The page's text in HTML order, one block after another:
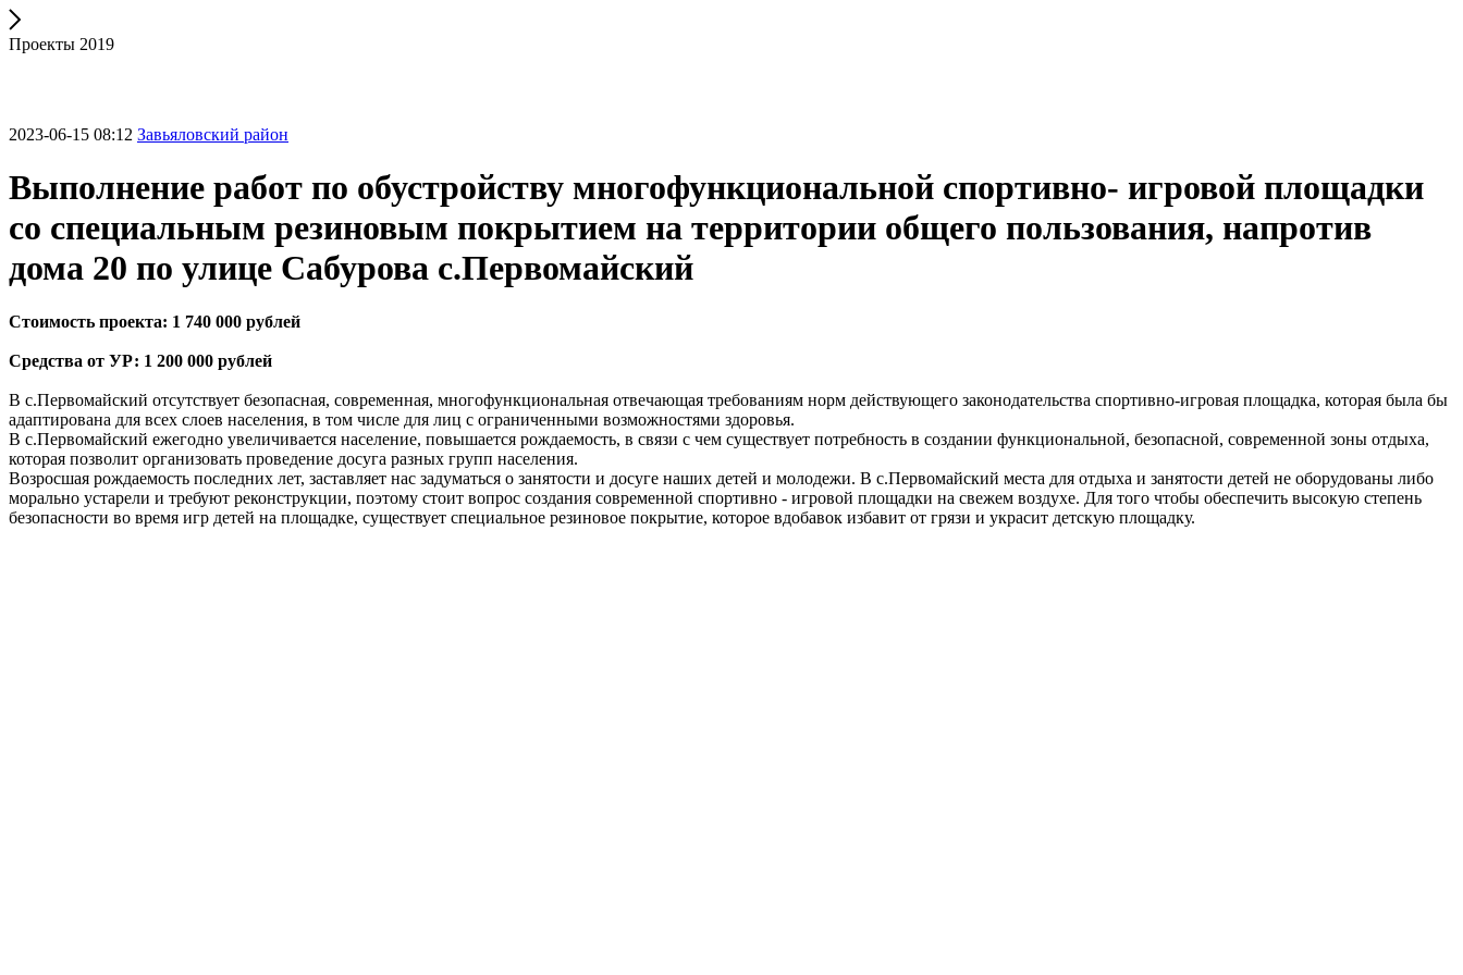
Проекты 2019
2023-06-15 08:12 Завьяловский район
Выполнение работ по обустройству многофункциональной спортивно- игровой площадки
со специальным резиновым покрытием на территории общего пользования, напротив
дома 20 по улице Сабурова с.Первомайский
Стоимость проекта: 1 740 000 рублей
Средства от УР: 1 200 000 рублей
В с.Первомайский отсутствует безопасная, современная, многофункциональная отвечающая требованиям норм действующего законодательства спортивно-игровая площадка, которая была бы
адаптирована для всех слоев населения, в том числе для лиц с ограниченными возможностями здоровья.
В с.Первомайский ежегодно увеличивается население, повышается рождаемость, в связи с чем существует потребность в создании функциональной, безопасной, современной зоны отдыха,
которая позволит организовать проведение досуга разных групп населения.
Возросшая рождаемость последних лет, заставляет нас задуматься о занятости и досуге наших детей и молодежи. В с.Первомайский места для отдыха и занятости детей не оборудованы либо
морально устарели и требуют реконструкции, поэтому стоит вопрос создания современной спортивно - игровой площадки на свежем воздухе. Для того чтобы обеспечить высокую степень
безопасности во время игр детей на площадке, существует специальное резиновое покрытие, которое вдобавок избавит от грязи и украсит детскую площадку.